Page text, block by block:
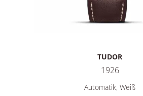
4.780,00 €
TUDOR
1926
TUDOR 1926, Ref:
Automatik, Weiß